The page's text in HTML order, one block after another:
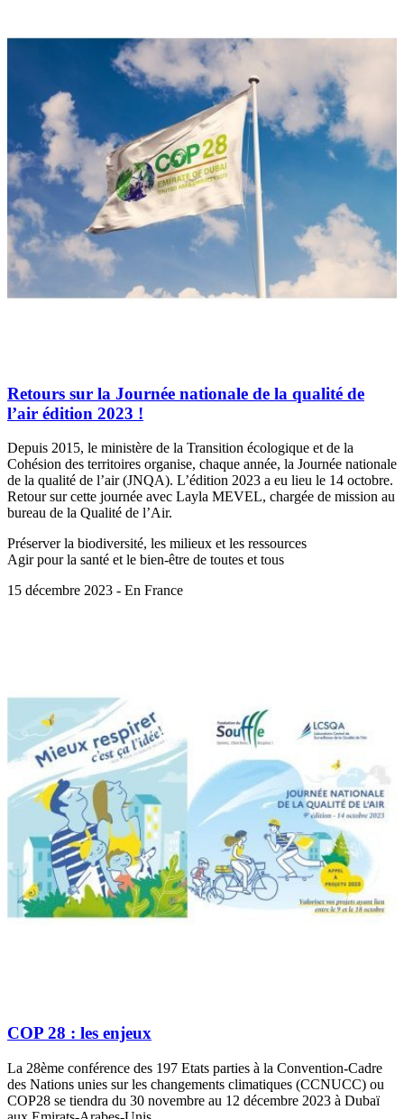
Retours sur la Journée nationale de la qualité de
l’air édition 2023 !
Depuis 2015, le ministère de la Transition écologique et de la
Cohésion des territoires organise, chaque année, la Journée nationale
de la qualité de l’air (JNQA). L’édition 2023 a eu lieu le 14 octobre.
Retour sur cette journée avec Layla MEVEL, chargée de mission au
bureau de la Qualité de l’Air.
Préserver la biodiversité, les milieux et les ressources
Agir pour la santé et le bien-être de toutes et tous
15 décembre 2023 - En France
COP 28 : les enjeux
La 28ème conférence des 197 Etats parties à la Convention-Cadre
des Nations unies sur les changements climatiques (CCNUCC) ou
COP28 se tiendra du 30 novembre au 12 décembre 2023 à Dubaï